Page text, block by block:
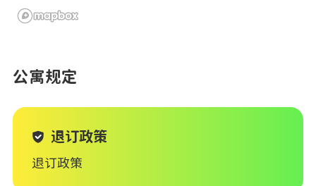
公寓规定
退订政策
退订政策